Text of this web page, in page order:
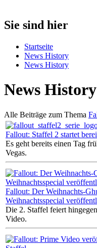
Sie sind hier
Startseite
News History
News History
News History
Alle Beiträge zum Thema
Fallout: Staffel 2 startet
Es geht bereits einen Tag
Vegas.
Fallout: Der Weihnachts-
Weihnachtsspecial
Die 2. Staffel feiert
Video.